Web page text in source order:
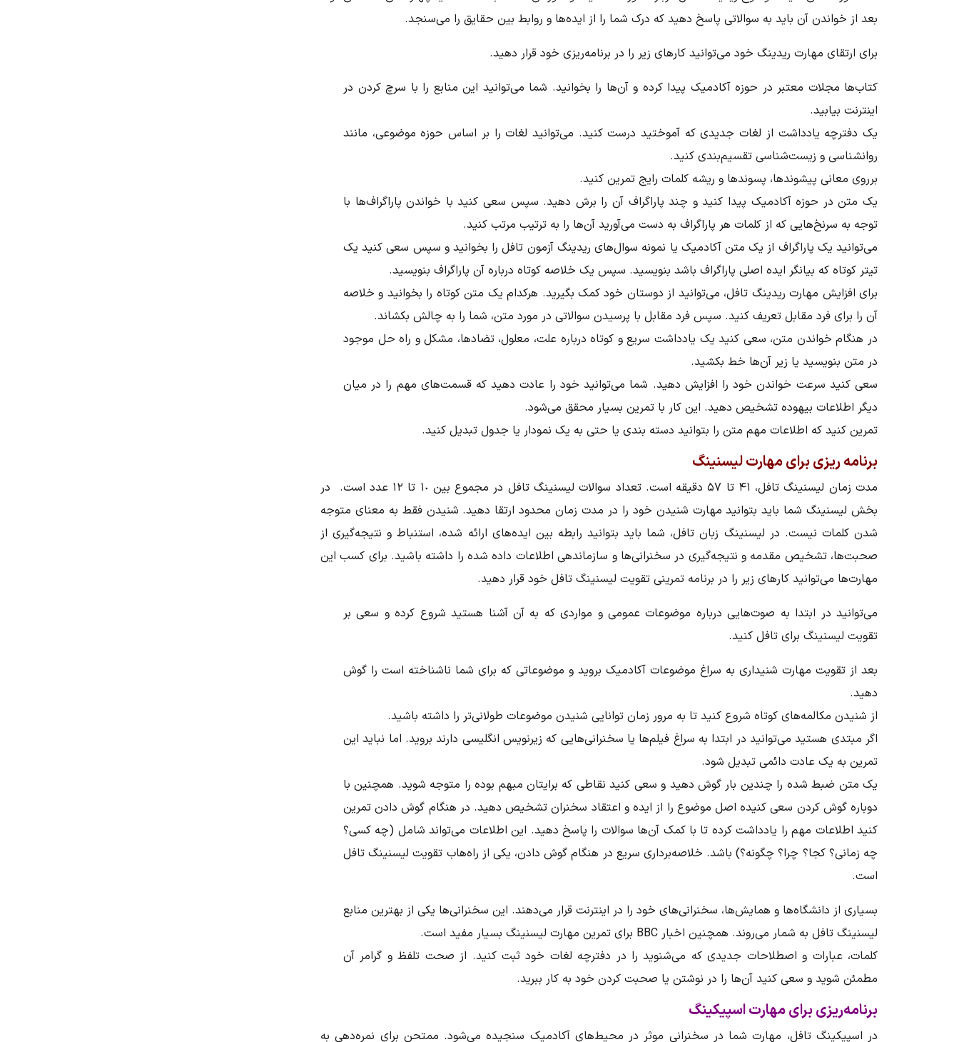
بعد از خواندن آن باید به سوالاتی پاسخ دهید که درک شما را از ایده‌ها و روابط بین حقایق را می‌سنجد.
برای ارتقای مهارت ریدینگ خود می‌توانید کارهای زیر را در برنامه‌ریزی خود قرار دهید.
کتاب‌ها مجلات معتبر در حوزه آکادمیک پیدا کرده و آن‌ها را بخوانید. شما می‌توانید این منابع را با سرچ کردن در
اینترنت بیابید.
یک دفترچه یادداشت از لغات جدیدی که آموختید درست کنید. می‌توانید لغات را بر اساس حوزه موضوعی، مانند
روانشناسی و زیست‌شناسی تقسیم‌بندی کنید.
برروی معانی پیشوند‌ها، پسوندها و ریشه کلمات رایج تمرین کنید.
یک متن در حوزه آکادمیک پیدا کنید و چند پاراگراف آن را برش دهید. سپس سعی کنید با خواندن پاراگراف‌ها با
توجه به سرنخ‌هایی که از کلمات هر پاراگراف به دست می‌آورید آن‌ها را به ترتیب مرتب کنید.
می‌توانید یک پاراگراف از یک متن آکادمیک یا نمونه سوال‌های ریدینگ آزمون تافل را بخوانید و سپس سعی کنید یک
تیتر کوتاه که بیانگر ایده اصلی پاراگراف باشد بنویسید. سپس یک خلاصه کوتاه درباره آن پاراگراف بنویسید.
برای افزایش مهارت ریدینگ تافل، می‌توانید از دوستان خود کمک بگیرید. هرکدام یک متن کوتاه را بخوانید و خلاصه
آن را برای فرد مقابل تعریف کنید. سپس فرد مقابل با پرسیدن سوالاتی در مورد متن، شما را به چالش بکشاند.
در هنگام خواندن متن، سعی کنید یک یادداشت سریع و کوتاه درباره علت، معلول، تضادها، مشکل و راه حل موجود
در متن بنویسید یا زیر آن‌ها خط بکشید.
سعی کنید سرعت خواندن خود را افزایش دهید. شما می‌توانید خود را عادت دهید که قسمت‌های مهم را در میان
دیگر اطلاعات بیهوده تشخیص دهید. این کار با تمرین بسیار محقق می‌شود.
تمرین کنید که اطلاعات مهم متن را بتوانید دسته بندی یا حتی به یک نمودار یا جدول تبدیل کنید.
برنامه ریزی برای مهارت لیسنینگ
مدت زمان لیسنینگ تافل، ۴١ تا ۵٧ دقیقه است. تعداد سوالات لیسنینگ تافل
در مجموع بین ١٠ تا ١٢ عدد است. در
بخش لیسنینگ شما باید بتوانید مهارت شنیدن خود را در مدت زمان محدود ارتقا دهید. شنیدن فقط به معنای متوجه
شدن کلمات نیست. در لیسنینگ زبان تافل، شما باید بتوانید رابطه بین ایده‌های ارائه شده، استنباط و نتیجه‌گیری از
صحبت‌ها، تشخیص مقدمه و نتیجه‌گیری در سخنرانی‌ها و سازماندهی اطلاعات داده شده را داشته باشید. برای کسب این
مهارت‌ها می‌توانید کارهای زیر را در برنامه تمرینی تقویت لیسنینگ تافل خود قرار دهید.
می‌توانید در ابتدا به صوت‌هایی درباره موضوعات عمومی و مواردی که به آن آشنا هستید شروع کرده و سعی بر
تقویت لیسنینگ برای تافل کنید.
بعد از تقویت مهارت شنیداری به سراغ موضوعات آکادمیک بروید و موضوعاتی که برای شما ناشناخته است را گوش
دهید.
از شنیدن مکالمه‌های کوتاه شروع کنید تا به مرور زمان توانایی شنیدن موضوعات طولانی‌تر را داشته باشید.
اگر مبتدی هستید می‌توانید در ابتدا به سراغ فیلم‌ها یا سخنرانی‌هایی که زیرنویس انگلیسی دارند بروید. اما نباید این
تمرین به یک عادت دائمی تبدیل شود.
یک متن ضبط شده را چندین بار گوش دهید و سعی کنید نقاطی که برایتان مبهم بوده را متوجه شوید. همچنین با
دوباره گوش کردن سعی کنیده اصل موضوع را از ایده و اعتقاد سخنران تشخیص دهید. در هنگام گوش دادن تمرین
کنید اطلاعات مهم را یادداشت کرده تا با کمک آن‌ها سوالات را پاسخ دهید. این اطلاعات می‌تواند شامل (چه کسی؟
چه زمانی؟ کجا؟ چرا؟ چگونه؟) باشد. خلاصه‌برداری سریع در هنگام گوش دادن، یکی از را‌ه‌هاب تقویت لیسنینگ تافل
است.
بسیاری از دانشگاه‌ها و همایش‌ها، سخنرانی‌های خود را در اینترنت قرار می‌دهند. این سخنرانی‌ها یکی از بهترین منابع
لیسنینگ تافل به شمار می‌روند. همچنین اخبار BBC برای تمرین مهارت لیسنینگ بسیار مفید است.
کلمات، عبارات و اصطلاحات جدیدی که می‌شنوید را در دفترچه لغات خود ثبت کنید. از صحت تلفظ و گرامر آن
مطمئن شوید و سعی کنید آن‌ها را در نوشتن یا صحبت کردن خود به کار ببرید.
برنامه‌ریزی برای مهارت اسپیکینگ
در اسپیکینگ تافل، مهارت شما در سخنرانی موثر در محیط‌های آکادمیک سنجیده می‌شود. ممتحن برای نمره‌دهی به